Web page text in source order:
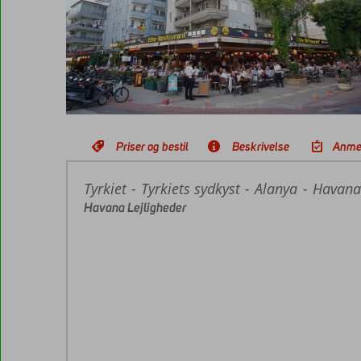
Priser og bestil Beskrivelse
Forside
Tyrkiet Tyrkiets sydkyst Alanya
Havana Lejligheder